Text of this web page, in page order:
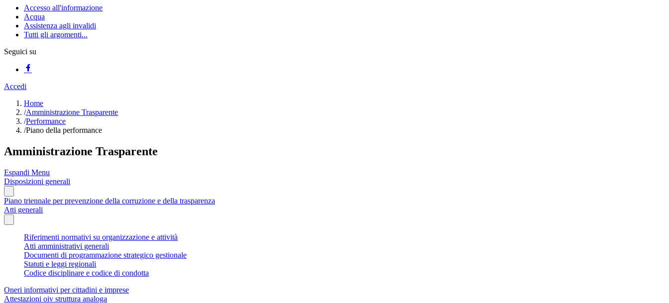
Accesso all'informazione
Acqua
Assistenza agli invalidi
Tutti gli argomenti...
Seguici su
Accedi
Home
/Amministrazione Trasparente
/Performance
/Piano della performance
Amministrazione Trasparente
Espandi Menu
Disposizioni generali
Piano triennale per prevenzione della corruzione e della trasparenza
Atti generali
Riferimenti normativi su organizzazione e attività
Atti amministrativi generali
Documenti di programmazione strategico gestionale
Statuti e leggi regionali
Codice disciplinare e codice di condotta
Oneri informativi per cittadini e imprese
Attestazioni oiv struttura analoga